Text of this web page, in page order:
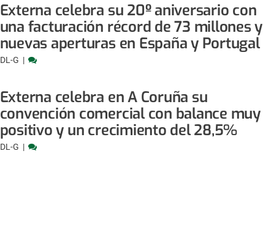
Externa celebra su 20º aniversario con
una facturación récord de 73 millones y
nuevas aperturas en España y Portugal
DL-G
Externa celebra en A Coruña su
convención comercial con balance muy
positivo y un crecimiento del 28,5%
DL-G